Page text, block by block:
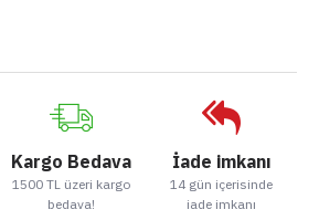
Kargo Bedava
1500 TL üzeri kargo
bedava!
İade imkanı
14 gün içerisinde
iade imkanı